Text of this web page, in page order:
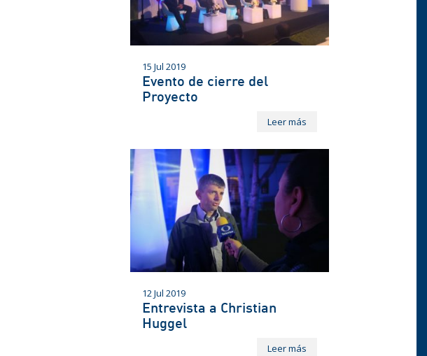
15 Jul 2019
Evento de cierre del
Proyecto
Leer más
12 Jul 2019
Entrevista a Christian
Huggel
Leer más